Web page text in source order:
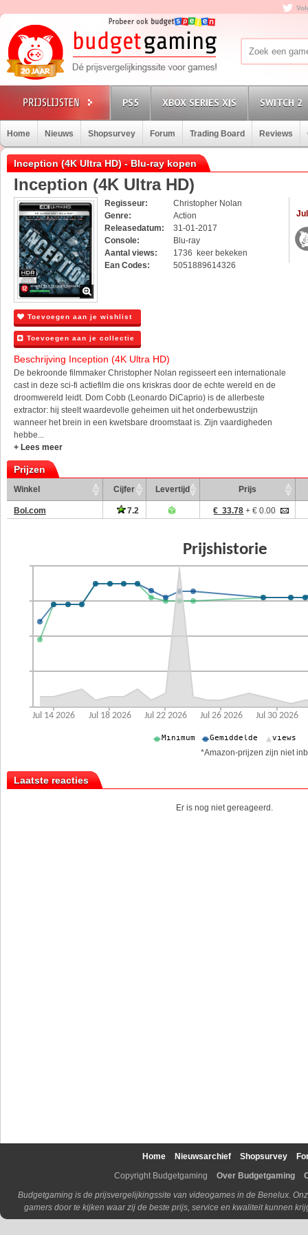
PS5 XBOX SERIES X|S SWITCH 2
Home Nieuws Shopsurvey Forum Trading Board Reviews
Inception (4K Ultra HD) - Blu-ray kopen
Inception (4K Ultra HD)
Regisseur:
Christopher Nolan
Genre:
Action
Releasedatum:
31-01-2017
Console:
Blu-ray
Aantal views:
1736 keer bekeken
Ean Codes:
5051889614326
Toevoegen aan je wishlist
Toevoegen aan je collectie
Beschrijving Inception (4K Ultra HD)
De bekroonde filmmaker Christopher Nolan regisseert een internationale
cast in deze sci-fi actiefilm die ons kriskras door de echte wereld en de
droomwereld leidt. Dom Cobb (Leonardo DiCaprio) is de allerbeste
extractor: hij steelt waardevolle geheimen uit het onderbewustzijn
wanneer het brein in een kwetsbare droomstaat is. Zijn vaardigheden
hebbe...
+ Lees meer
Prijzen
Winkel Cijfer Levertijd Prijs
Bol.com 7.2 € 33.78 + € 0.00
*Amazon-prijzen zijn niet
Laatste reacties
Er is nog niet gereageerd.
Home Nieuwsarchief Shopsurvey
Copyright Budgetgaming
Over Budgetgaming
Budgetgaming is de prijsvergelijkingssite van videogames in de Benelux.
gamers door te kijken waar zij de beste prijs, service en kwaliteit kunnen